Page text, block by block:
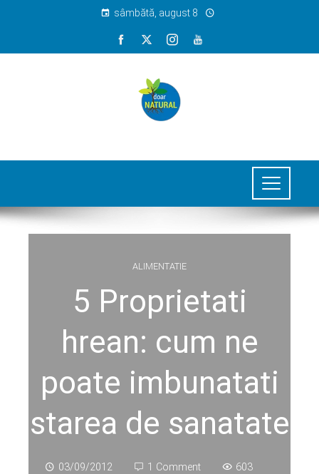
sâmbătă, august 8
ALIMENTATIE
5 Proprietati
hrean: cum ne
poate imbunatati
starea de sanatate
03/09/2012 1 Comment
603